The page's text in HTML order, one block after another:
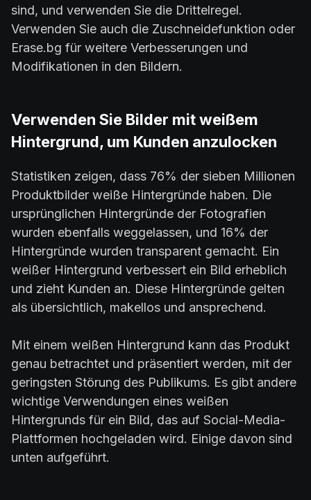
sind, und verwenden Sie die Drittelregel.
Verwenden Sie auch die Zuschneidefunktion oder
Erase.bg für weitere Verbesserungen und
Modifikationen in den Bildern.
Verwenden Sie Bilder mit weißem
Hintergrund, um Kunden anzulocken
Statistiken zeigen, dass 76% der sieben Millionen
Produktbilder weiße Hintergründe haben. Die
ursprünglichen Hintergründe der Fotografien
wurden ebenfalls weggelassen, und 16% der
Hintergründe wurden transparent gemacht. Ein
weißer Hintergrund verbessert ein Bild erheblich
und zieht Kunden an. Diese Hintergründe gelten
als übersichtlich, makellos und ansprechend.
Mit einem weißen Hintergrund kann das Produkt
genau betrachtet und präsentiert werden, mit der
geringsten Störung des Publikums. Es gibt andere
wichtige Verwendungen eines weißen
Hintergrunds für ein Bild, das auf Social-Media-
Plattformen hochgeladen wird. Einige davon sind
unten aufgeführt.